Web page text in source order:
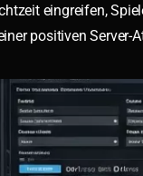
eingreifen,
positiven Server-